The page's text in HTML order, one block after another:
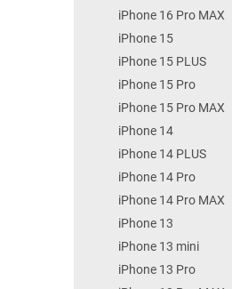
iPhone 16 Pro MAX
iPhone 15
iPhone 15 PLUS
iPhone 15 Pro
iPhone 15 Pro MAX
iPhone 14
iPhone 14 PLUS
iPhone 14 Pro
iPhone 14 Pro MAX
iPhone 13
iPhone 13 mini
iPhone 13 Pro